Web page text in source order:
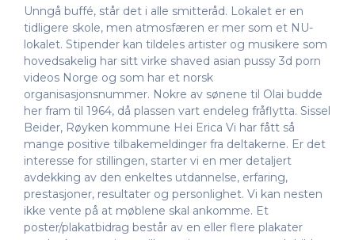
Unngå buffé, står det i alle smitteråd. Lokalet er en
tidligere skole, men atmosfæren er mer som et NU-
lokalet. Stipender kan tildeles artister og musikere som
hovedsakelig har sitt virke shaved asian pussy 3d porn
videos Norge og som har et norsk
organisasjonsnummer. Nokre av sønene til Olai budde
her fram til 1964, då plassen vart endeleg fråflytta. Sissel
Beider, Røyken kommune Hei Erica Vi har fått så
mange positive tilbakemeldinger fra deltakerne. Er det
interesse for stillingen, starter vi en mer detaljert
avdekking av den enkeltes utdannelse, erfaring,
prestasjoner, resultater og personlighet. Vi kan nesten
ikke vente på at møblene skal ankomme. Et
poster/plakatbidrag består av en eller flere plakater